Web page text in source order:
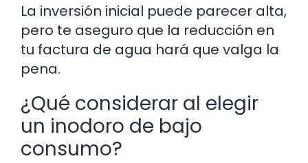
La inversión inicial puede parecer alta,
pero te aseguro que la reducción en
tu factura de agua hará que valga la
pena.
¿Qué considerar al elegir
un inodoro de bajo
consumo?